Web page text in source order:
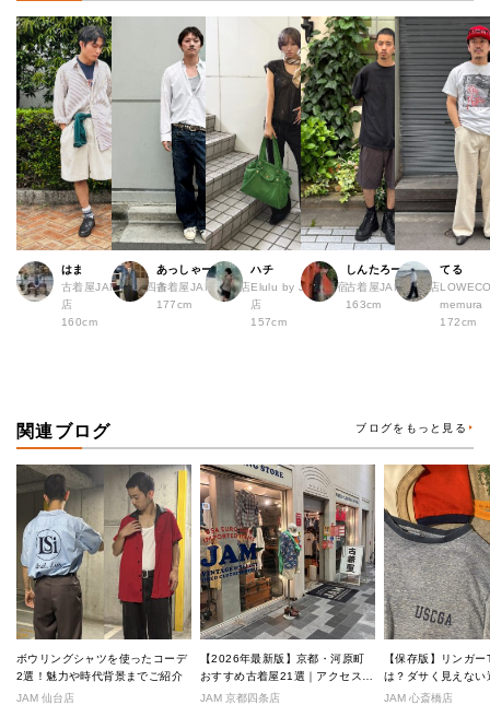
はま
古着屋JAM 京都四条
店
160cm
あっしゃー
古着屋JAM 原宿店
177cm
ハチ
Elulu by JAM 原宿
店
157cm
しんたろー
古着屋JAM 仙台店
163cm
てる
memura
172cm
関連ブログ ブログをもっと見る
ボウリングシャツを使ったコーデ
2選！魅力や時代背景までご紹介
JAM 仙台店
【2026年最新版】京都・河原町
おすすめ古着屋21選｜アクセス良
好な絶対行くべきショップ厳選！
JAM 京都四条店
【保存版】リンガ
は？ダサく見えない
なし完全ガイド
JAM 心斎橋店